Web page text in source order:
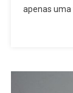
apenas uma